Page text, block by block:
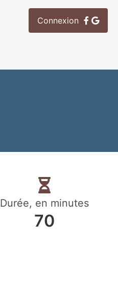
Connexion
Durée, en minutes
70